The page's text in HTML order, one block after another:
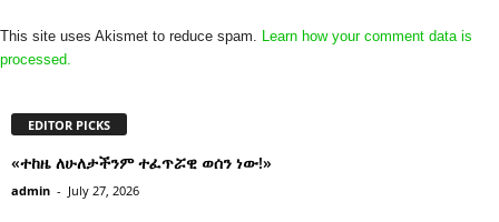
This site uses Akismet to reduce spam. Learn how your comment data is
processed.
EDITOR PICKS
«ተከዜ ለሁለታችንም ተፈጥሯዊ ወሰን ነው!»
admin - July 27, 2026